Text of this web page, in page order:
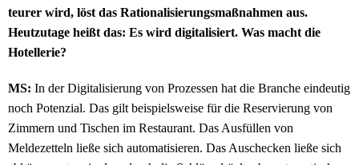
teurer wird, löst das Rationalisierungsmaßnahmen aus.
Heutzutage heißt das: Es wird digitalisiert. Was macht die
Hotellerie?
MS: In der Digitalisierung von Prozessen hat die Branche eindeutig
noch Potenzial. Das gilt beispielsweise für die Reservierung von
Zimmern und Tischen im Restaurant. Das Ausfüllen von
Meldezetteln ließe sich automatisieren. Das Auschecken ließe sich